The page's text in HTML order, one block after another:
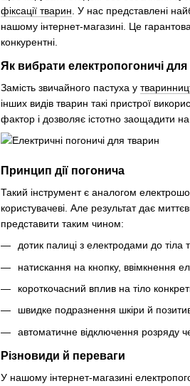
фіксації тварин . У нас представлені
нашому інтернет-магазині. Це
конкурентні.
Як вибрати електропогоничі
Замість звичайного пастуха у
інших видів тварин такі пристрої
фактор і дозволяє істотно заощадити на
Принцип дії погонича
Такий інструмент є аналогом
користувачеві. Але результат дає
представити таким чином:
дотик палиці з електродами до тіла
натискання на кнопку, ввімкнення
короткочасний вплив на тіло
швидке подразнення шкіри й
автоматичне відключення розряду
Різновиди й переваги
У нашому інтернет-магазині